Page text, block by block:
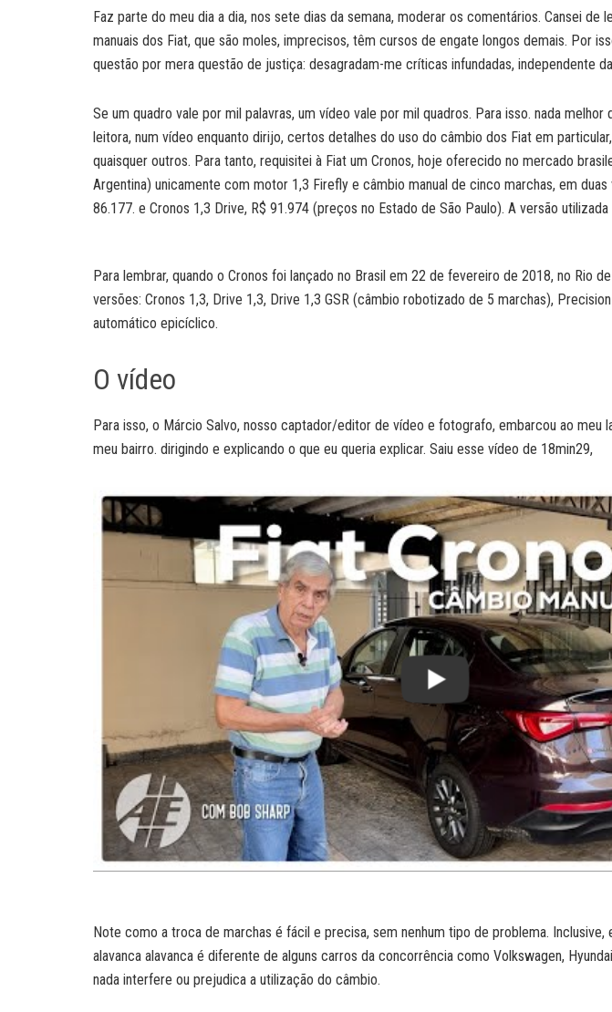
a
s
A
a
i
l
n
k
e
d
c
e
b
o
i
n
t
p
y
L
i
Faz parte do meu dia a dia, nos sete dias da semana, moderar os comentários. Cansei de
manuais dos Fiat, que são moles, imprecisos, têm cursos de engate longos demais. Por
questão por mera questão de justiça: desagradam-me críticas infundadas, independente
Se um quadro vale por mil palavras, um vídeo vale por mil quadros. Para isso. nada
leitora, num vídeo enquanto dirijo, certos detalhes do uso do câmbio dos Fiat em
quaisquer outros. Para tanto, requisitei à Fiat um Cronos, hoje oferecido no mercado
Argentina) unicamente com motor 1,3 Firefly e câmbio manual de cinco marchas, em duas
86.177. e Cronos 1,3 Drive, R$ 91.974 (preços no Estado de São Paulo). A versão
Para lembrar, quando o Cronos foi lançado no Brasil em 22 de fevereiro de 2018, no Rio
versões: Cronos 1,3, Drive 1,3, Drive 1,3 GSR (câmbio robotizado de 5 marchas),
automático epicíclico.
O vídeo
Para isso, o Márcio Salvo, nosso captador/editor de vídeo e fotografo, embarcou ao meu
meu bairro. dirigindo e explicando o que eu queria explicar. Saiu esse vídeo de 18min29,
Note como a troca de marchas é fácil e precisa, sem nenhum tipo de problema. Inclusive,
alavanca alavanca é diferente de alguns carros da concorrência como Volkswagen,
nada interfere ou prejudica a utilização do câmbio.